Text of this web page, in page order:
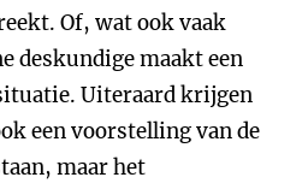
Of, wat ook vaak
deskundige maakt een
Uiteraard krijgen
een voorstelling van de
maar het